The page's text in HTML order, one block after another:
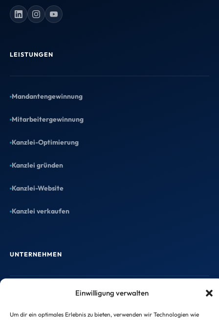
Einwilligung verwalten
Um dir ein optimales Erlebnis zu bieten, verwenden wir Technologien wie
Maximilian J. Müller von Baczko
Wähl Dein Geschenk
Kanzlei gerade mehr bringt.
Kostenloser Website-Entwurf
Wir gestalten einen echten Entwurf für
LEISTUNGEN
Mandantengewinnung
Mitarbeitergewinnung
Kanzlei-Optimierung
Kanzlei gründen
Kanzlei-Website
Kanzlei verkaufen
UNTERNEHMEN